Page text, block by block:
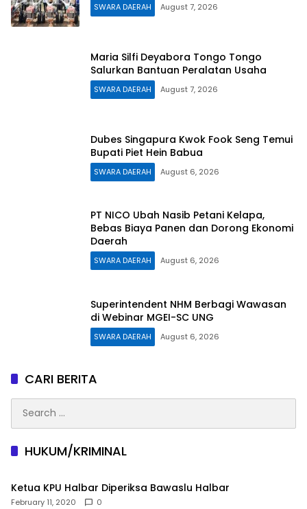
SWARA DAERAH August 7, 2026
Maria Silfi Deyabora Tongo Tongo
Salurkan Bantuan Peralatan Usaha
SWARA DAERAH August 7, 2026
Dubes Singapura Kwok Fook Seng Temui
Bupati Piet Hein Babua
SWARA DAERAH August 6, 2026
PT NICO Ubah Nasib Petani Kelapa,
Bebas Biaya Panen dan Dorong Ekonomi
Daerah
SWARA DAERAH August 6, 2026
Superintendent NHM Berbagi Wawasan
di Webinar MGEI-SC UNG
SWARA DAERAH August 6, 2026
CARI BERITA
for:
HUKUM/KRIMINAL
Ketua KPU Halbar Diperiksa Bawaslu Halbar
February 11, 2020 0